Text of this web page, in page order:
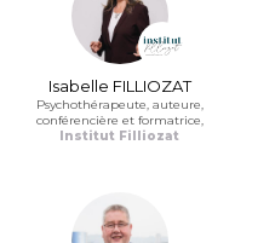
Isabelle FILLIOZAT
Psychothérapeute, auteure,
conférencière et formatrice,
Institut Filliozat